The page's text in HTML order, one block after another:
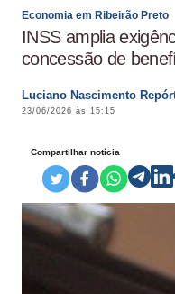
Economia em Ribeirão Preto
INSS amplia
concessão de
Luciano Nascimento
23/06/2026 às 15:15
Compartilhar notícia